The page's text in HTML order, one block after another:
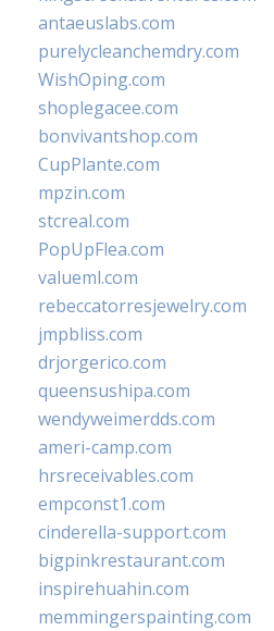
antaeuslabs.com
purelycleanchemdry.com
WishOping.com
shoplegacee.com
bonvivantshop.com
CupPlante.com
mpzin.com
stcreal.com
PopUpFlea.com
valueml.com
rebeccatorresjewelry.com
jmpbliss.com
drjorgerico.com
queensushipa.com
wendyweimerdds.com
ameri-camp.com
hrsreceivables.com
empconst1.com
cinderella-support.com
bigpinkrestaurant.com
inspirehuahin.com
memmingerspainting.com